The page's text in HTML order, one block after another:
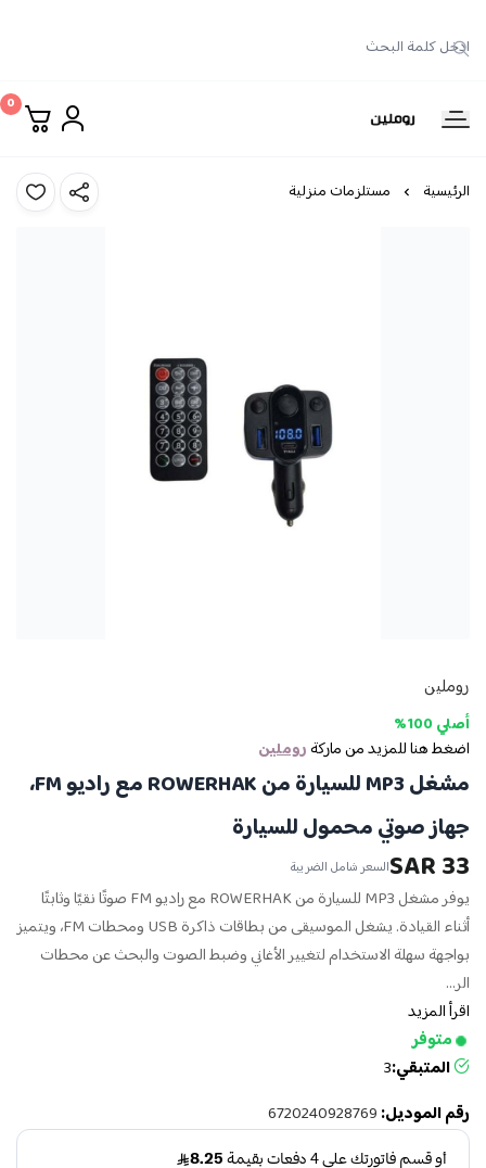
روملين
0
الرئيسية مستلزمات منزلية
روملين
أصلي 100%
اضغط هنا للمزيد من ماركةروملين
مشغل MP3 للسيارة من ROWERHAK مع راديو FM،
جهاز صوتي محمول للسيارة
33 SAR السعر شامل الضريبة
يوفر مشغل MP3 للسيارة من ROWERHAK مع راديو FM صوتًا نقيًا وثابتًا
أثناء القيادة. يشغل الموسيقى من بطاقات ذاكرة USB ومحطات FM، ويتميز
بواجهة سهلة الاستخدام لتغيير الأغاني وضبط الصوت والبحث عن محطات
الر...
اقرأ المزيد
متوفر
المتبقي:3
رقم الموديل: 6720240928769